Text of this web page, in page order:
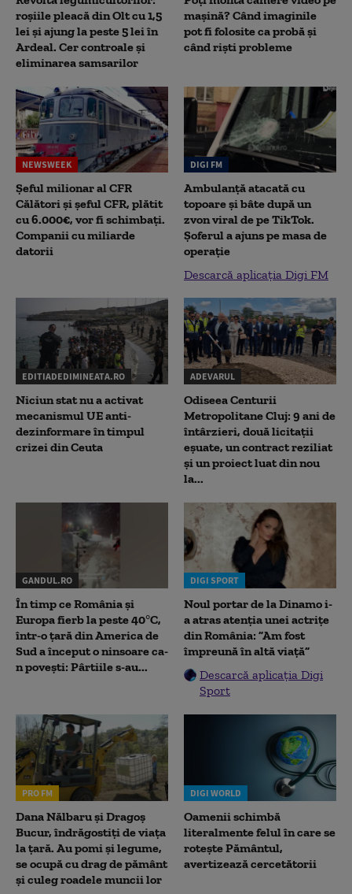
roșiile pleacă din Olt cu 1,5
lei și ajung la peste 5 lei în
Ardeal. Cer controale și
eliminarea samsarilor
mașină? Când imaginile
pot fi folosite ca probă și
când riști probleme
NEWSWEEK
Șeful milionar al CFR
Călători și șeful CFR, plătit
cu 6.000€, vor fi schimbați.
Companii cu miliarde
datorii
DIGI FM
Ambulanță atacată cu
topoare și bâte după un
zvon viral de pe TikTok.
Șoferul a ajuns pe masa de
operație
Descarcă aplicația Digi FM
EDITIADEDIMINEATA.RO
Niciun stat nu a activat
mecanismul UE anti-
dezinformare în timpul
crizei din Ceuta
ADEVARUL
Odiseea Centurii
Metropolitane Cluj: 9 ani de
întârzieri, două licitații
eșuate, un contract reziliat
și un proiect luat din nou
la...
GANDUL.RO
În timp ce România și
Europa fierb la peste 40°C,
într-o țară din America de
Sud a început o ninsoare ca-
n povești: Pârtiile s-au...
DIGI SPORT
Noul portar de la Dinamo i-
a atras atenția unei actrițe
din România: ”Am fost
împreună în altă viață”
Descarcă aplicația Digi
Sport
PRO FM
Dana Nălbaru și Dragoș
Bucur, îndrăgostiți de viața
la țară. Au pomi și legume,
se ocupă cu drag de pământ
și culeg roadele muncii lor
DIGI WORLD
Oamenii schimbă
literalmente felul în care se
rotește Pământul,
avertizează cercetătorii